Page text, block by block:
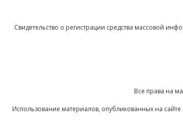
Свидетельство о регистрации средства массовой
Все права на
Использование материалов, опубликованных на